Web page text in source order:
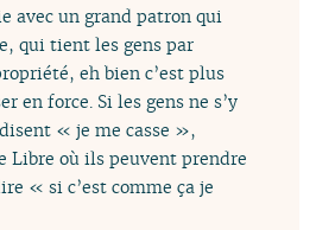
avec un grand patron qui
qui tient les gens par
eh bien c’est plus
en force. Si les gens ne s’y
« je me casse »,
Libre où ils peuvent prendre
« si c’est comme ça je